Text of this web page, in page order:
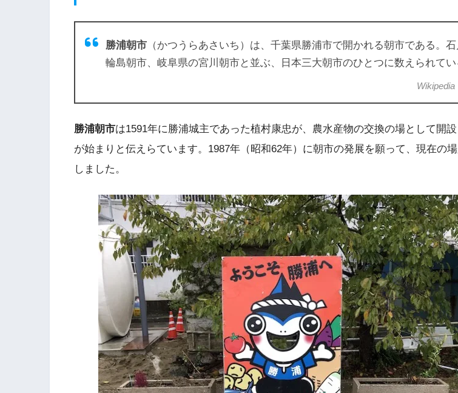
勝浦朝市 （かつうらあさいち）は、千葉県勝浦市で開かれる朝市である。
輪島朝市、岐阜県の宮川朝市と並ぶ、日本三大朝市のひとつに数えられてい
勝浦朝市は1591年に勝浦城主であった植村康忠が、農水産物の交換の場として開
が始まりと伝えらています。1987年（昭和62年）に朝市の発展を願って、現在の
しました。